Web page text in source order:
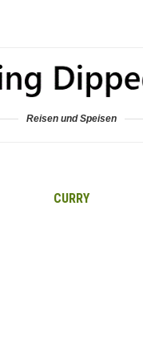
Reisen und Speisen
CURRY